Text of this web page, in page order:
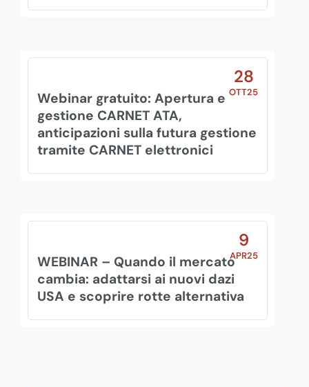
28
OTT25
Webinar gratuito: Apertura e
gestione CARNET ATA,
anticipazioni sulla futura gestione
tramite CARNET elettronici
9
APR25
WEBINAR – Quando il mercato
cambia: adattarsi ai nuovi dazi
USA e scoprire rotte alternativa